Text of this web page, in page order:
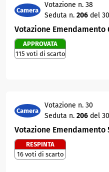
Camera
Votazione n. 38
Seduta n. 206 del
Votazione Emendamento
APPROVATA
115 voti di scarto
Camera
Votazione n. 30
Seduta n. 206 del
Votazione Emendamento
RESPINTA
16 voti di scarto